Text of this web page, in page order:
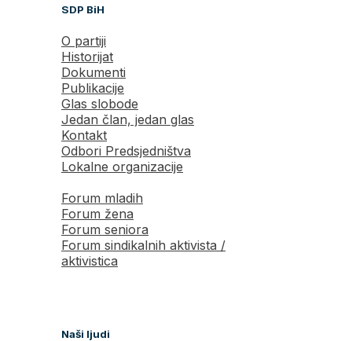
SDP BiH
O partiji
Historijat
Dokumenti
Publikacije
Glas slobode
Jedan član, jedan glas
Kontakt
Odbori Predsjedništva
Lokalne organizacije
Forum mladih
Forum žena
Forum seniora
Forum sindikalnih aktivista /
aktivistica
Naši ljudi